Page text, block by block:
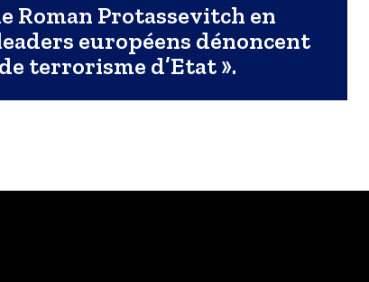
Roman Protassevitch en
européens dénoncent
terrorisme d’Etat ».